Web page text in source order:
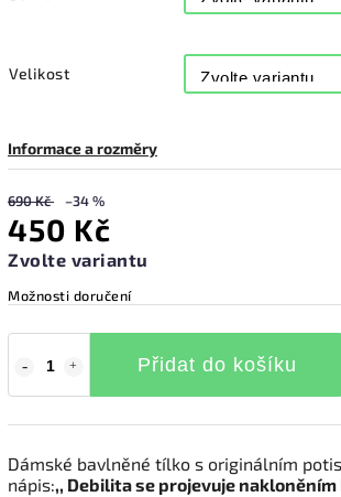
Velikost
Informace a rozměry
690 Kč –34 %
450 Kč
Zvolte variantu
Možnosti doručení
Přidat do košíku
Dámské bavlněné tílko s originálním
nápis:,, Debilita se projevuje